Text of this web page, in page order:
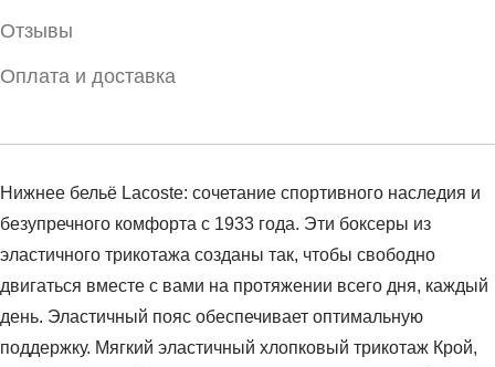
Отзывы
Оплата и доставка
Нижнее бельё Lacoste: сочетание спортивного наследия и
безупречного комфорта с 1933 года. Эти боксеры из
эластичного трикотажа созданы так, чтобы свободно
двигаться вместе с вами на протяжении всего дня, каждый
день. Эластичный пояс обеспечивает оптимальную
поддержку. Мягкий эластичный хлопковый трикотаж Крой,